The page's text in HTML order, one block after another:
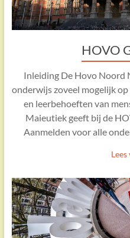
HOVO
Inleiding De Hovo Noord
onderwijs zoveel mogelijk
en leerbehoeften van
Maieutiek geeft bij de
Aanmelden voor alle